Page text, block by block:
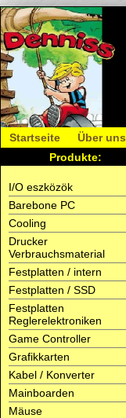
Startseite Über uns
Produkte:
I/O eszközök
Barebone PC
Cooling
Drucker
Verbrauchsmaterial
Festplatten / intern
Festplatten / SSD
Festplatten
Reglerelektroniken
Game Controller
Grafikkarten
Kabel / Konverter
Mainboarden
Mäuse